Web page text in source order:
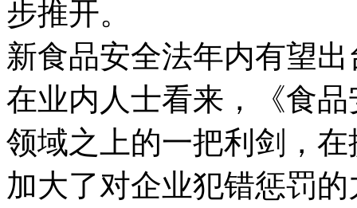
步推开。
新食品安全法年内有望出
在业内人士看来，《食
领域之上的一把利剑，
加大了对企业犯错惩罚